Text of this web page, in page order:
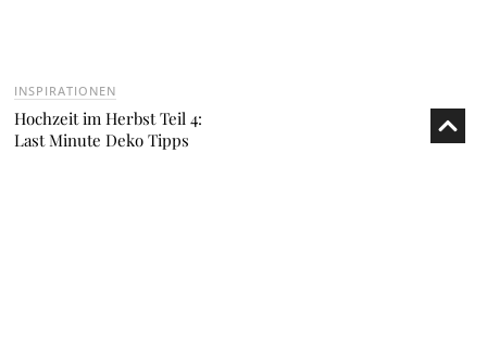
INSPIRATIONEN
Hochzeit im Herbst Teil 4:
Last Minute Deko Tipps